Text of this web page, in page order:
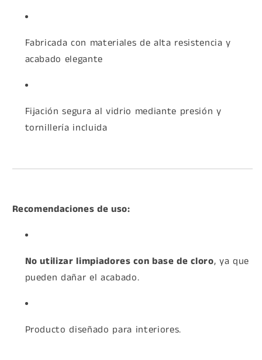
Fabricada con materiales de alta resistencia y
acabado elegante
Fijación segura al vidrio mediante presión y
tornillería incluida
Recomendaciones de uso:
No utilizar limpiadores con base de cloro, ya que
pueden dañar el acabado.
Producto diseñado para interiores.